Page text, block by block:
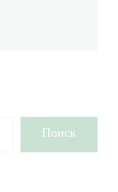
Поиск